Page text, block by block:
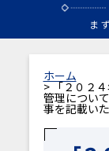
ま
ホーム
> 「２０２
管理につい
事を記載い